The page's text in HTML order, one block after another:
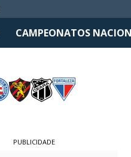
CAMPEONATOS
PUBLICIDADE